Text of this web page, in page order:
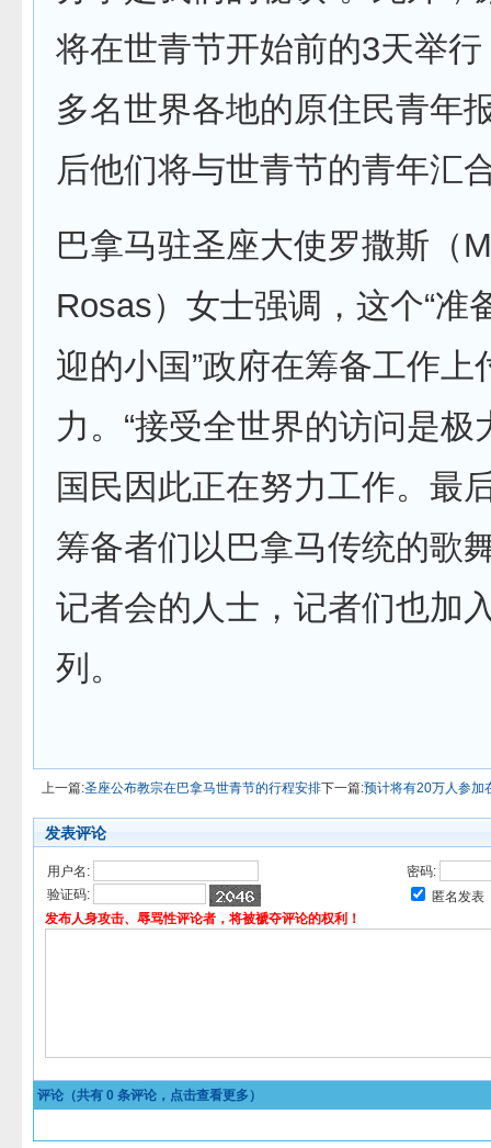
将在世青节开始前的3天举
多名世界各地的原住民青年
后他们将与世青节的青年汇
巴拿马驻圣座大使罗撒斯（
Rosas）女士强调，这个“准
迎的小国”政府在筹备工作上
力。“接受全世界的访问是极
国民因此正在努力工作。最
筹备者们以巴拿马传统的歌
记者会的人士，记者们也加
列。
上一篇:圣座公布教宗在巴拿马世青节的行程安排下一篇:预计将有20万人参加
发表评论
用户名:
密码:
验证码:
匿名发表
发布人身攻击、辱骂性评论者，将被褫夺评论的权利！
评论（共有 0 条评论，点击查看更多）